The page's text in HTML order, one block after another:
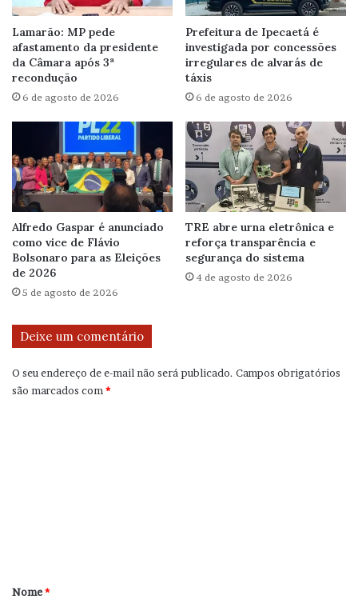
Lamarão: MP pede
afastamento da presidente
da Câmara após 3ª
recondução
6 de agosto de 2026
Prefeitura de Ipecaetá é
investigada por concessões
irregulares de alvarás de
táxis
6 de agosto de 2026
Alfredo Gaspar é anunciado
como vice de Flávio
Bolsonaro para as Eleições
de 2026
5 de agosto de 2026
TRE abre urna eletrônica e
reforça transparência e
segurança do sistema
4 de agosto de 2026
Deixe um comentário
O seu endereço de e-mail não será publicado. Campos obrigatórios
são marcados com*
r
Nome*